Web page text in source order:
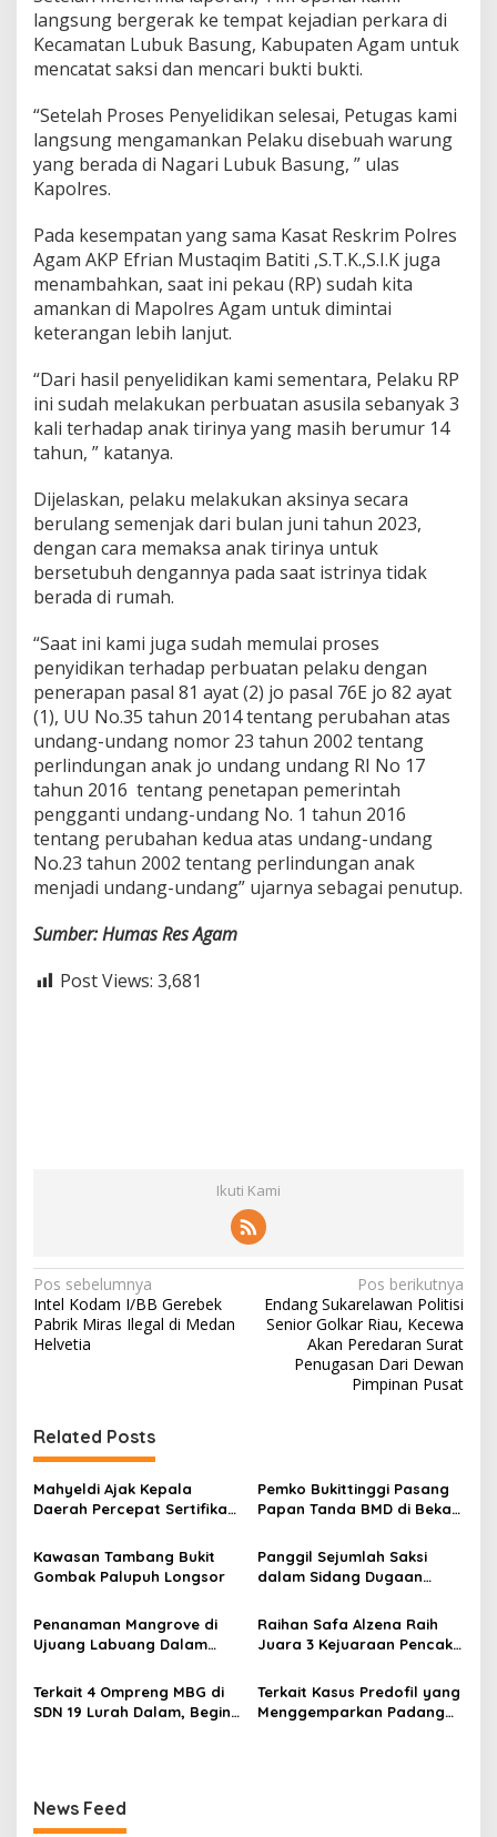
langsung bergerak ke tempat kejadian perkara di
Kecamatan Lubuk Basung, Kabupaten Agam untuk
mencatat saksi dan mencari bukti bukti.
“Setelah Proses Penyelidikan selesai, Petugas kami
langsung mengamankan Pelaku disebuah warung
yang berada di Nagari Lubuk Basung, ” ulas
Kapolres.
Pada kesempatan yang sama Kasat Reskrim Polres
Agam AKP Efrian Mustaqim Batiti ,S.T.K.,S.I.K juga
menambahkan, saat ini pekau (RP) sudah kita
amankan di Mapolres Agam untuk dimintai
keterangan lebih lanjut.
“Dari hasil penyelidikan kami sementara, Pelaku RP
ini sudah melakukan perbuatan asusila sebanyak 3
kali terhadap anak tirinya yang masih berumur 14
tahun, ” katanya.
Dijelaskan, pelaku melakukan aksinya secara
berulang semenjak dari bulan juni tahun 2023,
dengan cara memaksa anak tirinya untuk
bersetubuh dengannya pada saat istrinya tidak
berada di rumah.
“Saat ini kami juga sudah memulai proses
penyidikan terhadap perbuatan pelaku dengan
penerapan pasal 81 ayat (2) jo pasal 76E jo 82 ayat
(1), UU No.35 tahun 2014 tentang perubahan atas
undang-undang nomor 23 tahun 2002 tentang
perlindungan anak jo undang undang RI No 17
tahun 2016 tentang penetapan pemerintah
pengganti undang-undang No. 1 tahun 2016
tentang perubahan kedua atas undang-undang
No.23 tahun 2002 tentang perlindungan anak
menjadi undang-undang” ujarnya sebagai penutup.
Sumber: Humas Res Agam
Post Views: 3,681
Ikuti Kami
N
a
v
a
s
i
o
Pos sebelumnya
Intel Kodam I/BB Gerebek
Pabrik Miras Ilegal di Medan
Helvetia
Pos berikutnya
Endang Sukarelawan Politisi
Senior Golkar Riau, Kecewa
Akan Peredaran Surat
Penugasan Dari Dewan
Pimpinan Pusat
Related Posts
Mahyeldi Ajak Kepala
Daerah Percepat Sertifikasi
Pusat Ekosistem Halal
Nasional
Pemko Bukittinggi Pasang
Papan Tanda BMD di Bekas
Kawasan Tambang Bukit
Gombak Palupuh Longsor
Panggil Sejumlah Saksi
dalam Sidang Dugaan
Terdakwa Haji DS
Penanaman Mangrove di
Ujuang Labuang Dalam
Sedunia
Raihan Safa Alzena Raih
Juara 3 Kejuaraan Pencak
Sumatera Barat
Terkait 4 Ompreng MBG di
SDN 19 Lurah Dalam, Begini
Terkait Kasus Predofil yang
Menggemparkan Padang
News Feed